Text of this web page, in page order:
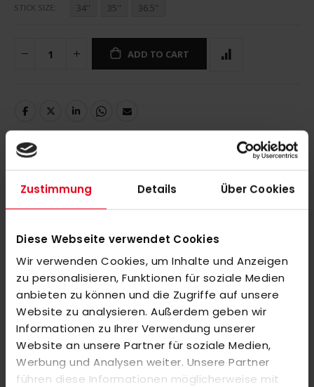
Zustimmung Details Über Cookies
Diese Webseite verwendet Cookies
Wir verwenden Cookies, um Inhalte und Anzeigen
zu personalisieren, Funktionen für soziale Medien
anbieten zu können und die Zugriffe auf unsere
Website zu analysieren. Außerdem geben wir
Informationen zu Ihrer Verwendung unserer
Website an unsere Partner für soziale Medien,
Werbung und Analysen weiter. Unsere Partner
führen diese Informationen möglicherweise mit
STICK SIZE 34'' 35'' 36.5''
ADD TO CART
MORE INFORMATION
REVIEWS
SIMILAR PRODUCTS
select all
Y1 YLB X.2 (25/26)
€300.00